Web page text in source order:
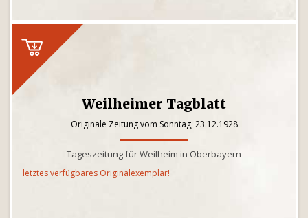
Weilheimer Tagblatt
Originale Zeitung vom Sonntag, 23.12.1928
Tageszeitung für Weilheim in Oberbayern
letztes verfügbares Originalexemplar!